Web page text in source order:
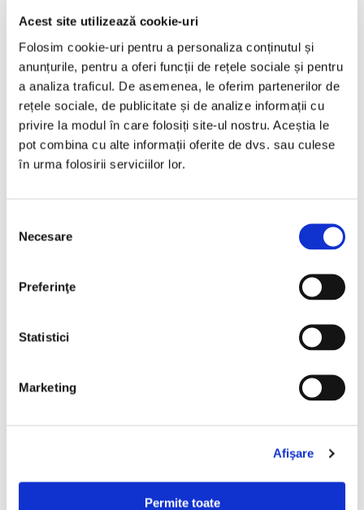
Acest site utilizează cookie-uri
Folosim cookie-uri pentru a personaliza conținutul și
anunțurile, pentru a oferi funcții de rețele sociale și pentru
a analiza traficul. De asemenea, le oferim partenerilor de
rețele sociale, de publicitate și de analize informații cu
privire la modul în care folosiți site-ul nostru. Aceștia le
pot combina cu alte informații oferite de dvs. sau culese
în urma folosirii serviciilor lor.
consimțământului
Necesare
Preferinţe
Statistici
Marketing
Afişare
Permite toate
€12.990
Programare vizionare
Vezi detalii
Vândută
❯
LIVRARE LA TINE ACASA